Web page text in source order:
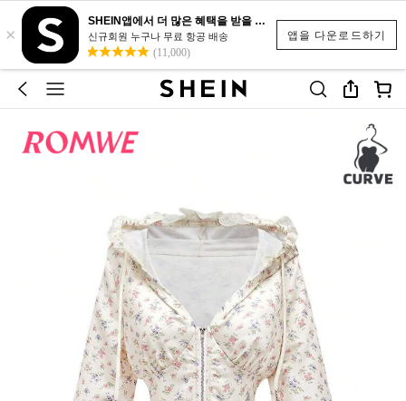
앱을 다운로드하기
×
SHEIN앱에서 더 많은 혜택을 받을 수 있어요.
신규회원 누구나 무료 항공 배송
(11,000)